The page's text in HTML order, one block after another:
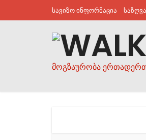
სავიზო ინფორმაცია
მოგზაურობა